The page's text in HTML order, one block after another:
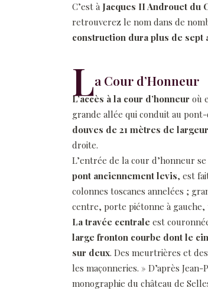
C’est à Jacques II Androuet du
retrouverez le nom dans de
construction dura plus de sept
La Cour d’Honneur
L’accès à la cour d’honneur où
grande allée qui conduit au
douves de 21 mètres de largeur
droite.
L’entrée de la cour d’honneur
pont anciennement levis, est
colonnes toscanes annelées ;
centre, porte piétonne à gauche,
La travée centrale est
large fronton courbe dont le
sur deux. Des meurtrières et
les maçonneries. » D’après
monographie du château de